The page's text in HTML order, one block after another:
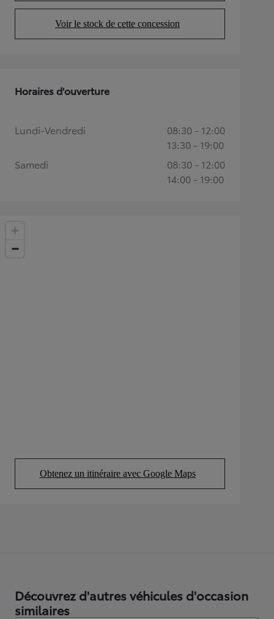
Voir le stock de cette concession
(Opens in new tab)
Obtenez un itinéraire avec Google Maps
(Opens in new tab)
Horaires d'ouverture
Lundi-Vendredi
08:30 - 12:00
13:30 - 19:00
Samedi
08:30 - 12:00
14:00 - 19:00
Découvrez d'autres véhicules d'occasion
similaires